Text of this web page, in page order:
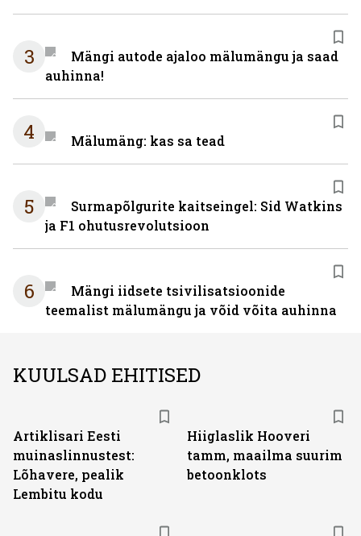
3
Mängi autode ajaloo mälumängu ja saad
auhinna!
4 Mälumäng: kas sa tead
5
Surmapõlgurite kaitseingel: Sid Watkins
ja F1 ohutusrevolutsioon
6
Mängi iidsete tsivilisatsioonide
teemalist mälumängu ja võid võita auhinna
KUULSAD EHITISED
Artiklisari Eesti
muinaslinnustest:
Lõhavere, pealik
Lembitu kodu
Hiiglaslik Hooveri
tamm, maailma suurim
betoonklots